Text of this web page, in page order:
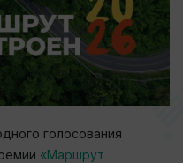
голосования
«Маршрут